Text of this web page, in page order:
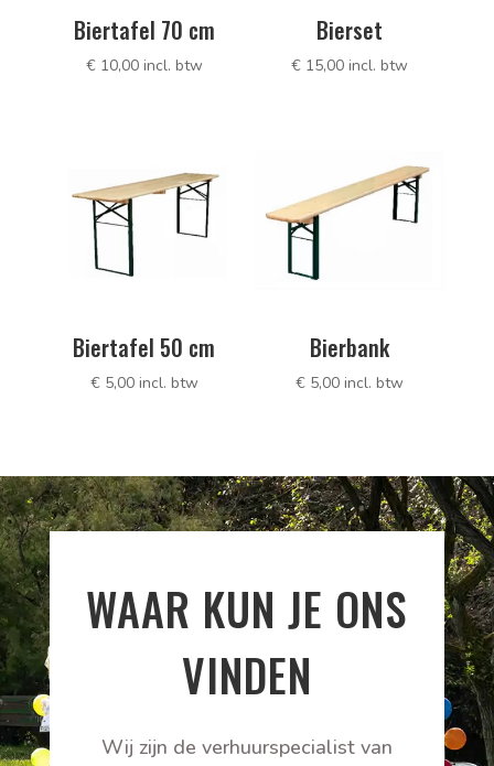
Biertafel 70 cm
€10,00 incl. btw
Bierset
€ 15,00 incl. btw
Biertafel 50 cm
€5,00 incl. btw
Bierbank
€ 5,00 incl. btw
WAAR KUN JE ONS
VINDEN
Wij zijn de verhuurspecialist van